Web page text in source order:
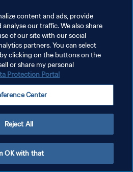
content and ads, provide
our traffic. We also share
of our site with our social
partners. You can select
clicking on the buttons on the
or share my personal
Protection Portal
Center
Reject All
OK with that